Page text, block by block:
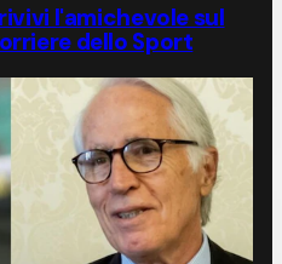
l'amichevole sul
dello Sport